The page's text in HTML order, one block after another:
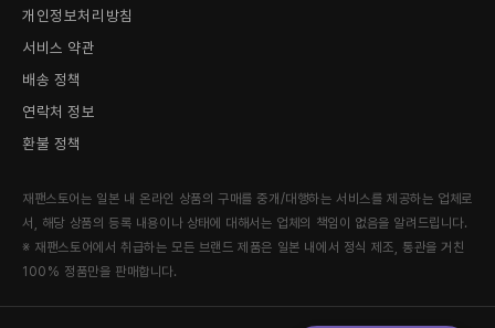
개인정보처리방침
서비스 약관
배송 정책
연락처 정보
환불 정책
재팬스토어는 일본 내 온라인 상품의 구매를 중개/대행하는 서비스를 제공하는 업체로
서, 해당 상품의 등록 내용이나 상태에 대해서는 업체의 책임이 없음을 알려드립니다.
※ 재팬스토어에서 취급하는 모든 브랜드 제품은 일본 내에서 정식 제조, 통관을 거친
100% 정품만을 판매합니다.